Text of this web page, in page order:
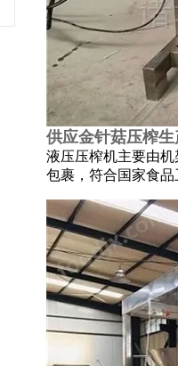
供应金针菇压榨生
液压压榨机主要由
包裹，符合国家食